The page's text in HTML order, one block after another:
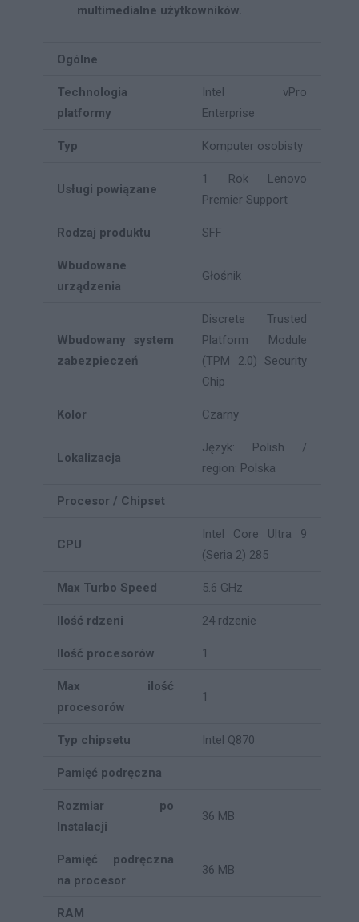
multimedialne użytkowników.
Ogólne
Technologia
platformy
Intel vPro
Enterprise
Typ Komputer osobisty
Usługi powiązane
1 Rok Lenovo
Premier Support
Rodzaj produktu SFF
Wbudowane
urządzenia
Głośnik
Wbudowany system
zabezpieczeń
Discrete Trusted
Platform Module
(TPM 2.0) Security
Chip
Kolor Czarny
Lokalizacja
Język: Polish /
region: Polska
Procesor / Chipset
CPU
Intel Core Ultra 9
(Seria 2) 285
Max Turbo Speed 5.6 GHz
Ilość rdzeni 24 rdzenie
Ilość procesorów 1
Max ilość
procesorów
1
Typ chipsetu Intel Q870
Pamięć podręczna
Rozmiar po
Instalacji
36 MB
Pamięć podręczna
na procesor
36 MB
RAM